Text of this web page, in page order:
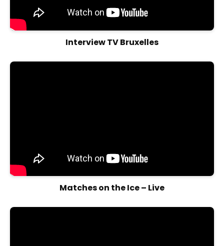
Interview TV Bruxelles
Matches on the Ice – Live